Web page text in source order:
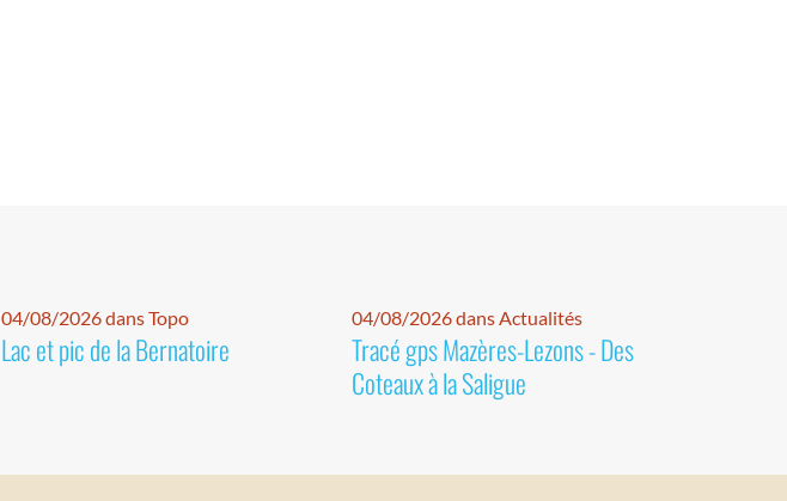
04/08/2026 dans Topo
Lac et pic de la Bernatoire
04/08/2026 dans Actualités
Tracé gps Mazères-Lezons - Des
Coteaux à la Saligue